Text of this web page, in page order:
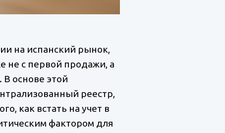
на испанский рынок,
не с первой продажи, а
В основе этой
реестр,
как встать на учет в
фактором для